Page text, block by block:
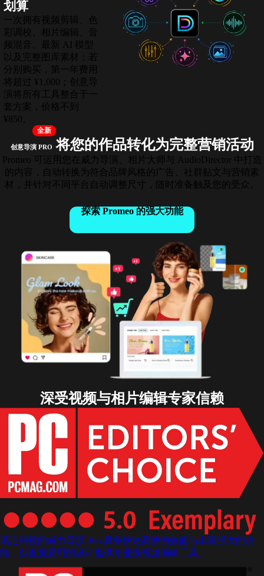
划算
一次拥有视频剪辑、色
彩调校、相片编辑、音
频混音、最新 AI 模型
以及完整图库素材；若
分别购买，第一年费用
将超过 ¥1,000；创意导
演将所有工具整合于一
套方案，价格不到
¥850。
创意导演 PRO
全新
将您的作品转化为完整营销活动
Promeo 可运用您在威力导演、相片大师与 AudioDirector 中打造
的内容，自动转换为符合品牌风格的广告、社群贴文与营销素
材，并针对不同平台自动调整尺寸，随时准备触及您的受众。
探索 Promeo 的强大功能
深受视频与相片编辑专家信赖
讯连科技的威力导演 365 具备快速高效的效能与丰富强大的功
能，以直觉易用的设计提供专业级视频编辑工具。